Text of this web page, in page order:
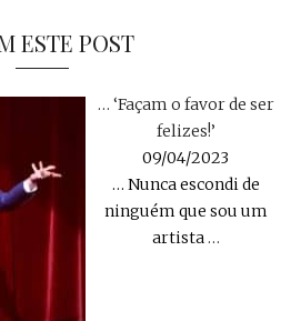
ESTE POST
… ‘Façam o favor de ser
felizes!’
09/04/2023
… Nunca escondi de
ninguém que sou um
artista…